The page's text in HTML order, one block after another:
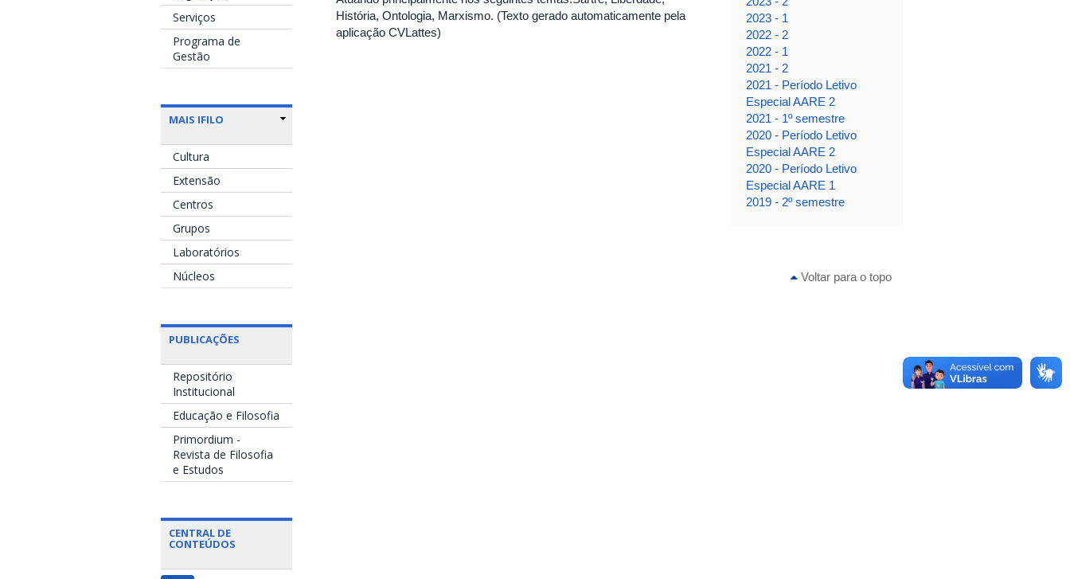
Serviços
Programa de
Gestão
MAIS IFILO
Cultura
Extensão
Centros
Grupos
Laboratórios
Núcleos
PUBLICAÇÕES
Repositório
Institucional
Educação e Filosofia
Primordium -
Revista de Filosofia
e Estudos
CENTRAL DE
CONTEÚDOS
História, Ontologia, Marxismo. (Texto gerado automaticamente pela
aplicação CVLattes)
2023 - 1
2022 - 2
2022 - 1
2021 - 2
2021 - Período Letivo
Especial AARE 2
2021 - 1º semestre
2020 - Período Letivo
Especial AARE 2
2020 - Período Letivo
Especial AARE 1
2019 - 2º semestre
Voltar para o topo